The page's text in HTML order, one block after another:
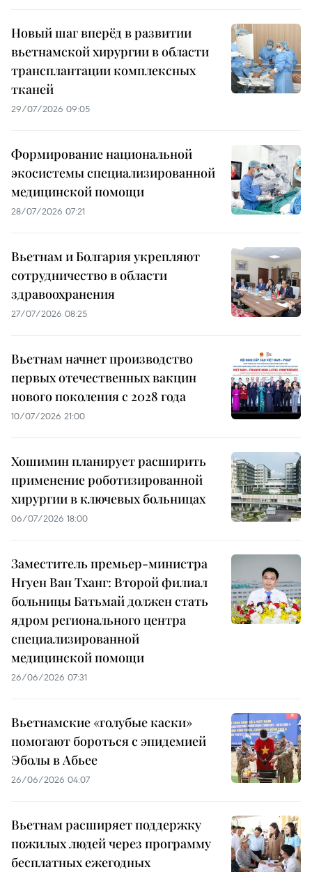
Новый шаг вперёд в развитии
вьетнамской хирургии в области
трансплантации комплексных
тканей
29/07/2026 09:05
Формирование национальной
экосистемы специализированной
медицинской помощи
28/07/2026 07:21
Вьетнам и Болгария укрепляют
сотрудничество в области
здравоохранения
27/07/2026 08:25
Вьетнам начнет производство
первых отечественных вакцин
нового поколения с 2028 года
10/07/2026 21:00
Хошимин планирует расширить
применение роботизированной
хирургии в ключевых больницах
06/07/2026 18:00
Заместитель премьер-министра
Нгуен Ван Тханг: Второй филиал
больницы Батьмай должен стать
ядром регионального центра
специализированной
медицинской помощи
26/06/2026 07:31
Вьетнамские «голубые каски»
помогают бороться с эпидемией
Эболы в Абьее
26/06/2026 04:07
Вьетнам расширяет поддержку
пожилых людей через программу
бесплатных ежегодных